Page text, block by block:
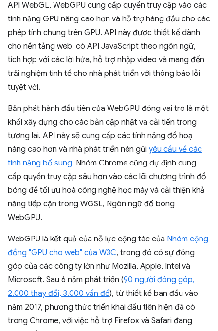
API WebGL, WebGPU cung cấp quyền truy cập vào các
tính năng GPU nâng cao hơn và hỗ trợ hàng đầu cho các
phép tính chung trên GPU. API này được thiết kế dành
cho nền tảng web, có API JavaScript theo ngôn ngữ,
tích hợp với các lời hứa, hỗ trợ nhập video và mang đến
trải nghiệm tinh tế cho nhà phát triển với thông báo lỗi
tuyệt vời.
Bản phát hành đầu tiên của WebGPU đóng vai trò là một
khối xây dựng cho các bản cập nhật và cải tiến trong
tương lai. API này sẽ cung cấp các tính năng đồ hoạ
nâng cao hơn và nhà phát triển nên gửi yêu cầu về các
tính năng bổ sung. Nhóm Chrome cũng dự định cung
cấp quyền truy cập sâu hơn vào các lõi chương trình đổ
bóng để tối ưu hoá công nghệ học máy và cải thiện khả
năng tiếp cận trong WGSL, Ngôn ngữ đổ bóng
WebGPU.
WebGPU là kết quả của nỗ lực cộng tác của Nhóm cộng
đồng "GPU cho web" của W3C, trong đó có sự đóng
góp của các công ty lớn như Mozilla, Apple, Intel và
Microsoft. Sau 6 năm phát triển (90 người đóng góp,
2.000 thay đổi, 3.000 vấn đề), từ thiết kế ban đầu vào
năm 2017, phương thức triển khai đầu tiên hiện đã có
trong Chrome, với việc hỗ trợ Firefox và Safari đang